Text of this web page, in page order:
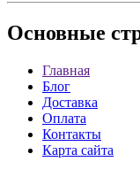
Основные
Главная
Блог
Доставка
Оплата
Контакты
Карта сайта